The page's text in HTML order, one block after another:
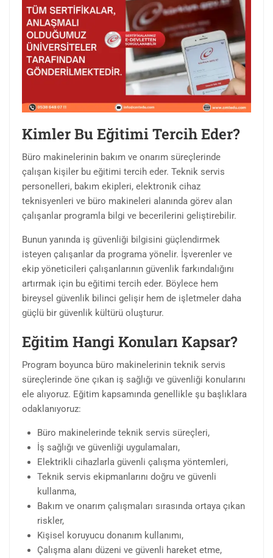
Kimler Bu Eğitimi Tercih Eder?
Büro makinelerinin bakım ve onarım süreçlerinde
çalışan kişiler bu eğitimi tercih eder. Teknik servis
personelleri, bakım ekipleri, elektronik cihaz
teknisyenleri ve büro makineleri alanında görev alan
çalışanlar programla bilgi ve becerilerini geliştirebilir.
Bunun yanında iş güvenliği bilgisini güçlendirmek
isteyen çalışanlar da programa yönelir. İşverenler ve
ekip yöneticileri çalışanlarının güvenlik farkındalığını
artırmak için bu eğitimi tercih eder. Böylece hem
bireysel güvenlik bilinci gelişir hem de işletmeler daha
güçlü bir güvenlik kültürü oluşturur.
Eğitim Hangi Konuları Kapsar?
Program boyunca büro makinelerinin teknik servis
süreçlerinde öne çıkan iş sağlığı ve güvenliği konularını
ele alıyoruz. Eğitim kapsamında genellikle şu başlıklara
odaklanıyoruz:
Büro makinelerinde teknik servis süreçleri,
İş sağlığı ve güvenliği uygulamaları,
Elektrikli cihazlarla güvenli çalışma yöntemleri,
Teknik servis ekipmanlarını doğru ve güvenli
kullanma,
Bakım ve onarım çalışmaları sırasında ortaya çıkan
riskler,
Kişisel koruyucu donanım kullanımı,
Çalışma alanı düzeni ve güvenli hareket etme,